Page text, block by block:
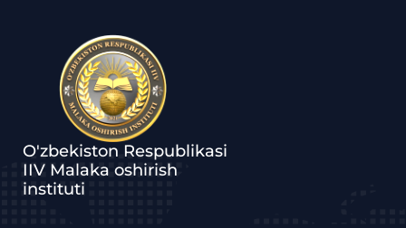
O'zbekiston Respublikasi
IIV Malaka oshirish
instituti